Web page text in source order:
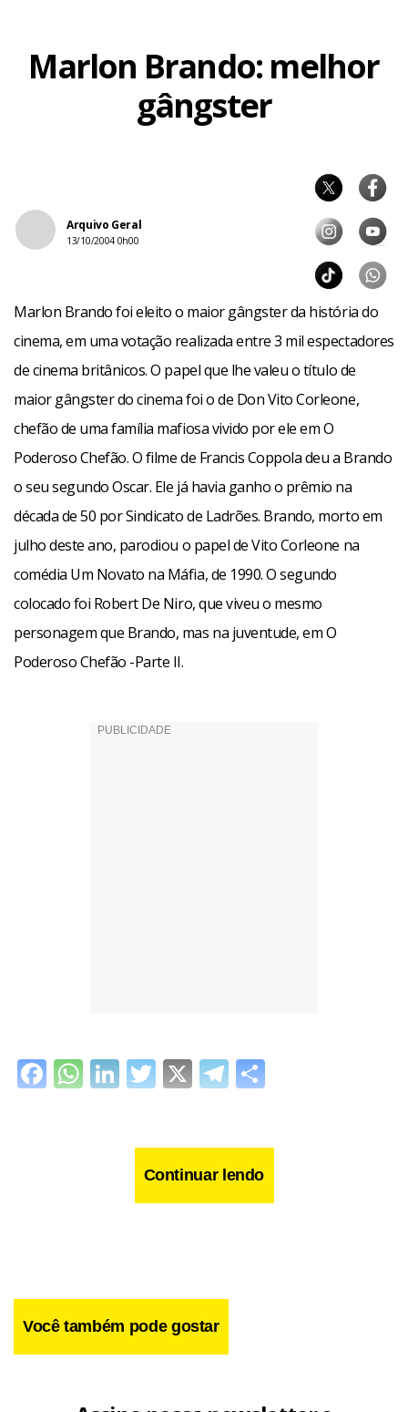
Marlon Brando: melhor
gângster
Arquivo Geral
13/10/2004 0h00
Marlon Brando foi eleito o maior gângster da história do
cinema, em uma votação realizada entre 3 mil espectadores
de cinema britânicos. O papel que lhe valeu o título de
maior gângster do cinema foi o de Don Vito Corleone,
chefão de uma família mafiosa vivido por ele em O
Poderoso Chefão. O filme de Francis Coppola deu a Brando
o seu segundo Oscar. Ele já havia ganho o prêmio na
década de 50 por Sindicato de Ladrões. Brando, morto em
julho deste ano, parodiou o papel de Vito Corleone na
comédia Um Novato na Máfia, de 1990. O segundo
colocado foi Robert De Niro, que viveu o mesmo
personagem que Brando, mas na juventude, em O
Poderoso Chefão -Parte II.
Facebook
WhatsApp
LinkedIn
Twitter
X Telegram
Continuar lendo
Você também pode gostar